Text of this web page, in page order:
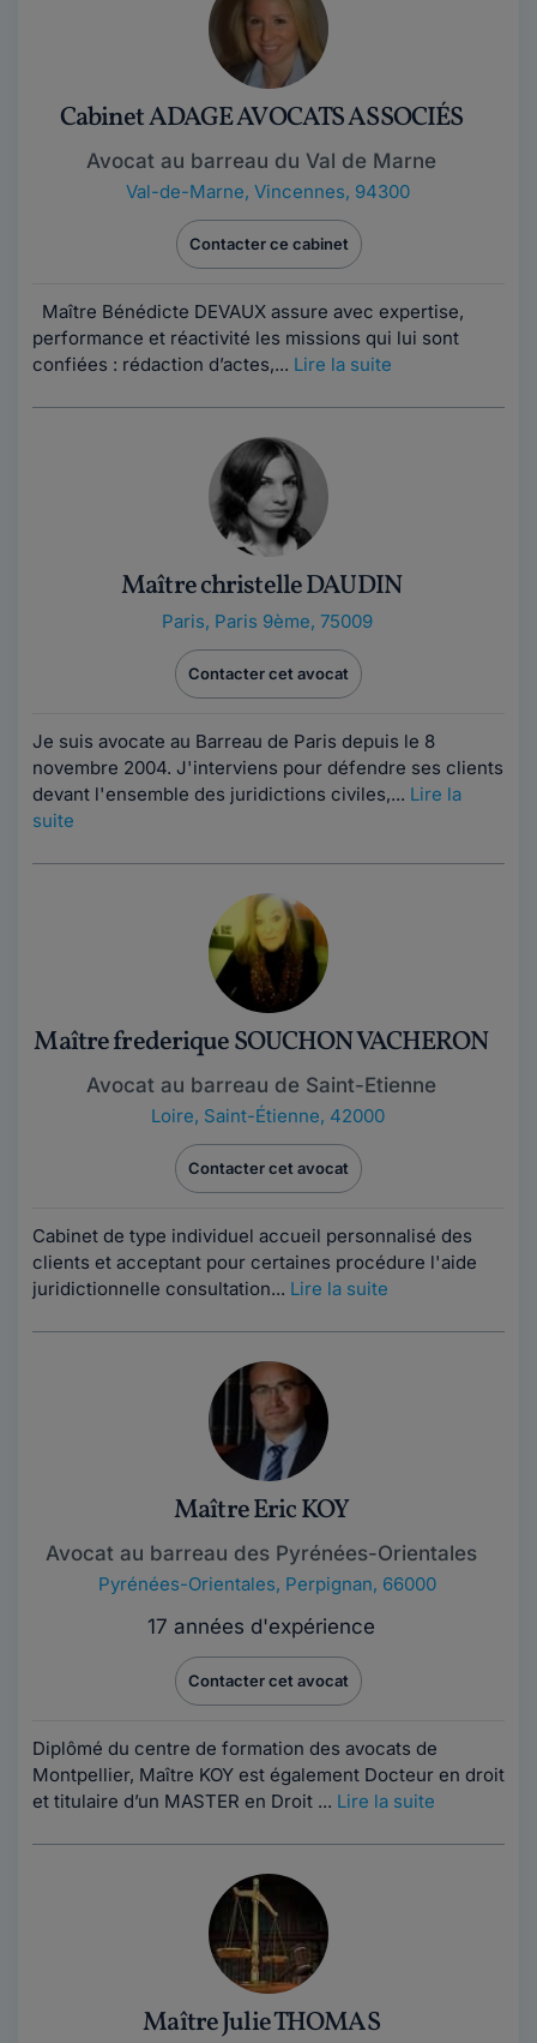
Cabinet ADAGE AVOCATS ASSOCIÉS
Avocat au barreau du Val de Marne
Val-de-Marne, Vincennes, 94300
Contacter ce cabinet
Maître Bénédicte DEVAUX assure avec expertise,
performance et réactivité les missions qui lui sont
confiées : rédaction d’actes,... Lire la suite
Maître christelle DAUDIN
Paris, Paris 9ème, 75009
Contacter cet avocat
Je suis avocate au Barreau de Paris depuis le 8
novembre 2004. J'interviens pour défendre ses clients
devant l'ensemble des juridictions civiles,... Lire la
suite
Maître frederique SOUCHON VACHERON
Avocat au barreau de Saint-Etienne
Loire, Saint-Étienne, 42000
Contacter cet avocat
Cabinet de type individuel accueil personnalisé des
clients et acceptant pour certaines procédure l'aide
juridictionnelle consultation... Lire la suite
Maître Eric KOY
Avocat au barreau des Pyrénées-Orientales
Pyrénées-Orientales, Perpignan, 66000
17 années d'expérience
Contacter cet avocat
Diplômé du centre de formation des avocats de
Montpellier, Maître KOY est également Docteur en droit
et titulaire d’un MASTER en Droit ... Lire la suite
Maître Julie THOMAS